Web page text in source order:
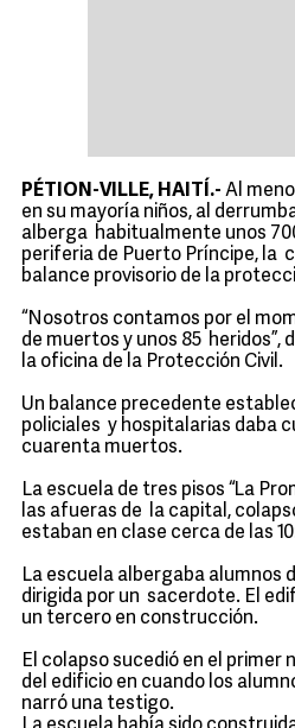
PÉTION-VILLE, HAITÍ.- Al
en su mayoría niños, al
alberga habitualmente unos
periferia de Puerto Príncipe, la
balance provisorio de la
“Nosotros contamos por el
de muertos y unos 85 heridos”,
la oficina de la Protección Civil.
Un balance precedente
policiales y hospitalarias daba
cuarenta muertos.
La escuela de tres pisos “La
las afueras de la capital,
estaban en clase cerca de las
La escuela albergaba alumnos
dirigida por un sacerdote. El
un tercero en construcción.
El colapso sucedió en el primer
del edificio en cuando los
narró una testigo.